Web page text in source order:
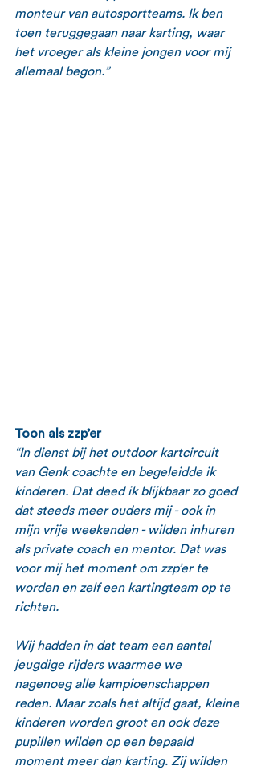
monteur van autosportteams. Ik ben
toen teruggegaan naar karting, waar
het vroeger als kleine jongen voor mij
allemaal begon.”
Toon als zzp’er
“In dienst bij het outdoor kartcircuit
van Genk coachte en begeleidde ik
kinderen. Dat deed ik blijkbaar zo goed
dat steeds meer ouders mij - ook in
mijn vrije weekenden - wilden inhuren
als private coach en mentor. Dat was
voor mij het moment om zzp’er te
worden en zelf een kartingteam op te
richten.
Wij hadden in dat team een aantal
jeugdige rijders waarmee we
nagenoeg alle kampioenschappen
reden. Maar zoals het altijd gaat, kleine
kinderen worden groot en ook deze
pupillen wilden op een bepaald
moment meer dan karting. Zij wilden